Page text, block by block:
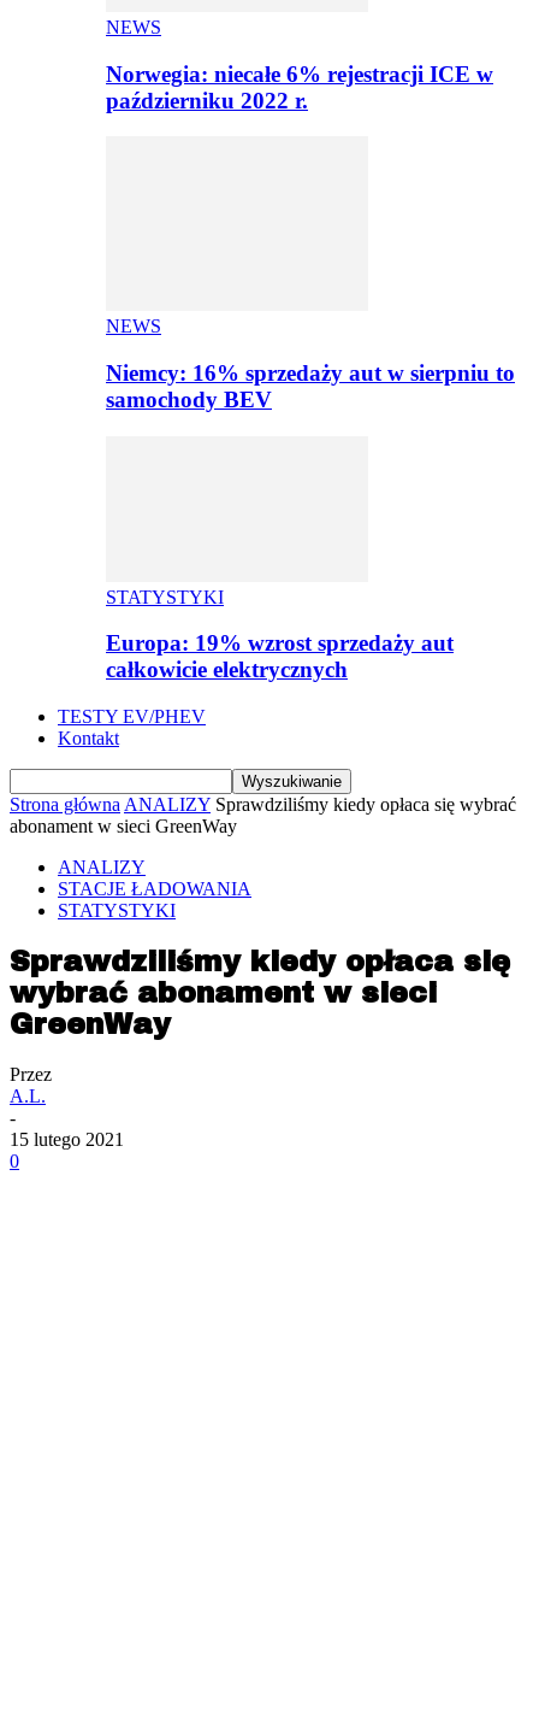
NEWS
Norwegia: niecałe 6% rejestracji ICE w
październiku 2022 r.
NEWS
Niemcy: 16% sprzedaży aut w sierpniu to
samochody BEV
STATYSTYKI
Europa: 19% wzrost sprzedaży aut
całkowicie elektrycznych
TESTY EV/PHEV
Kontakt
Strona główna ANALIZY Sprawdziliśmy kiedy opłaca się wybrać
abonament w sieci GreenWay
ANALIZY
STACJE ŁADOWANIA
STATYSTYKI
Sprawdziliśmy kiedy opłaca się
wybrać abonament w sieci
GreenWay
Przez
A.L.
-
15 lutego 2021
0